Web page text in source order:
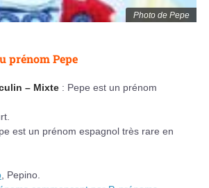
Photo de Pepe
prénom Pepe
– Mixte : Pepe est un prénom
est un prénom espagnol très rare en
, Pepino.